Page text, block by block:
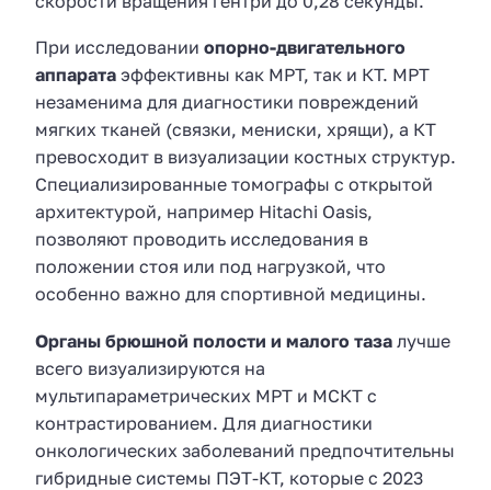
При исследовании опорно-двигательного
аппарата эффективны как МРТ, так и КТ. МРТ
незаменима для диагностики повреждений
мягких тканей (связки, мениски, хрящи), а КТ
превосходит в визуализации костных структур.
Специализированные томографы с открытой
архитектурой, например Hitachi Oasis,
позволяют проводить исследования в
положении стоя или под нагрузкой, что
особенно важно для спортивной медицины.
Органы брюшной полости и малого таза лучше
всего визуализируются на
мультипараметрических МРТ и МСКТ с
контрастированием. Для диагностики
онкологических заболеваний предпочтительны
гибридные системы ПЭТ-КТ, которые с 2023